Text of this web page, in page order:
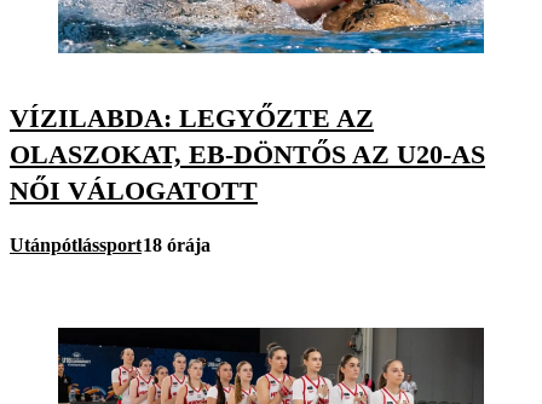
VÍZILABDA: LEGYŐZTE AZ
OLASZOKAT, EB-DÖNTŐS AZ U20-AS
NŐI VÁLOGATOTT
Utánpótlássport18 órája